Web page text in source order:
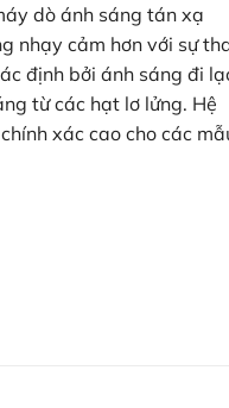
dò ánh sáng tán xạ
nhạy cảm hơn với sự
định bởi ánh sáng đi
từ các hạt lơ lửng. Hệ
xác cao cho các